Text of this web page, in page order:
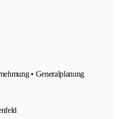
• Generalplanung